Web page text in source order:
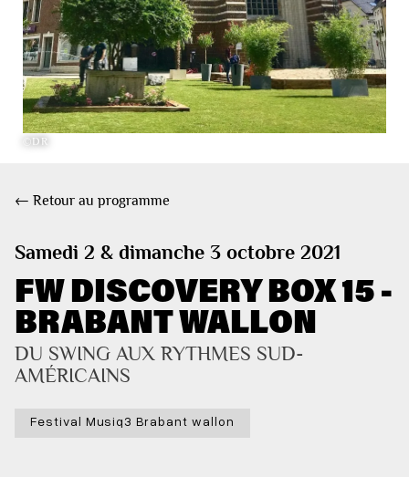
©DR
← Retour au programme
Samedi 2 & dimanche 3 octobre 2021
FW DISCOVERY BOX 15 -
BRABANT WALLON
DU SWING AUX RYTHMES SUD-
AMÉRICAINS
Festival Musiq3 Brabant wallon